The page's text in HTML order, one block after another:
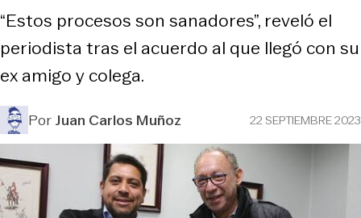
“Estos procesos son sanadores”, reveló el
periodista tras el acuerdo al que llegó con su
ex amigo y colega.
PorJuan Carlos Muñoz 22 SEPTIEMBRE 2023